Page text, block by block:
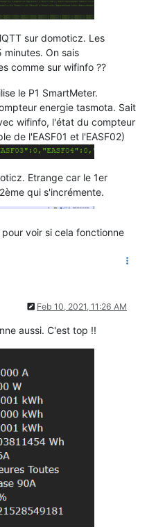
sur domoticz. Les
minutes. On sais
comme sur wifinfo ??
le P1 SmartMeter.
energie tasmota. Sait
wifinfo, l'état du compteur
de l'EASF01 et l'EASF02)
Etrange car le 1er
qui s'incrémente.
voir si cela fonctionne
Feb 10, 2021, 11:26 AM
aussi. C'est top !!